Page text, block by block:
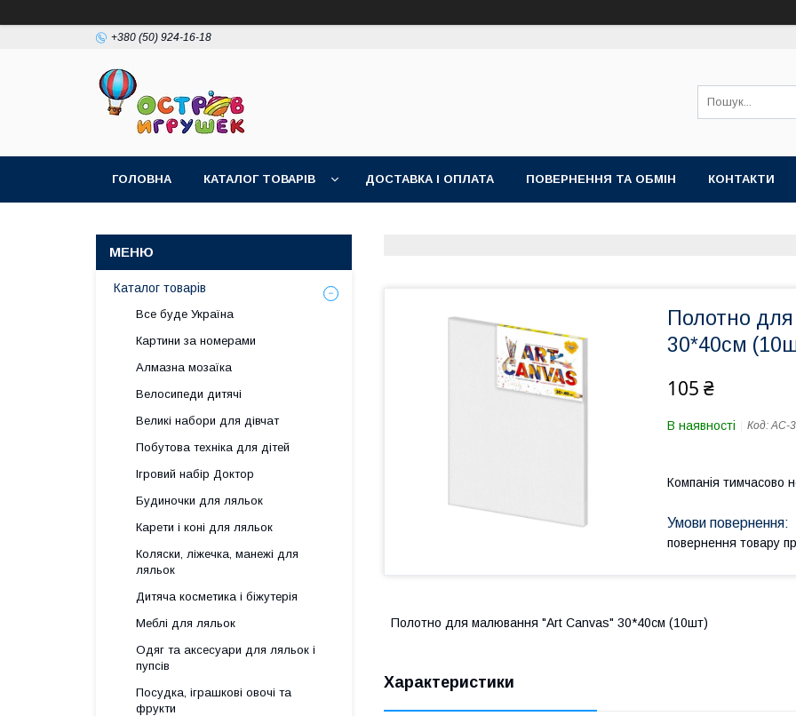
+380 (50) 924-16-18
ГОЛОВНА КАТАЛОГ ТОВАРІВ ДОСТАВКА І ОПЛАТА ПОВЕРНЕННЯ ТА ОБМІН КОНТАКТИ
Полотно
30*40см
105 ₴
В наявності Код:AC-
Компанія тимчасово
повернення товару
Полотно для малювання "Art Canvas" 30*40см (10шт)
Характеристики
Каталог товарів
Все буде Україна
Картини за номерами
Алмазна мозаїка
Велосипеди дитячі
Великі набори для дівчат
Побутова техніка для дітей
Ігровий набір Доктор
Будиночки для ляльок
Карети і коні для ляльок
Коляски, ліжечка, манежі для
ляльок
Дитяча косметика і біжутерія
Меблі для ляльок
Одяг та аксесуари для ляльок і
пупсів
Посудка, іграшкові овочі та
фрукти